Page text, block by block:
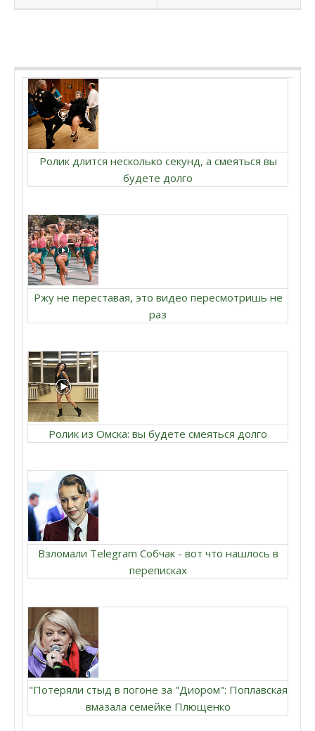
Ролик длится несколько секунд, а смеяться вы
будете долго
Ржу не переставая, это видео пересмотришь не
раз
Ролик из Омска: вы будете смеяться долго
Взломали Telegram Собчак - вот что нашлось в
переписках
"Потеряли стыд в погоне за "Диором": Поплавская
вмазала семейке Плющенко